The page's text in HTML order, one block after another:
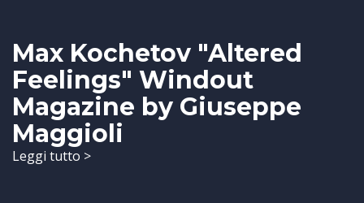
Max Kochetov "Altered
Feelings" Windout
Magazine by Giuseppe
Maggioli
Leggi tutto >